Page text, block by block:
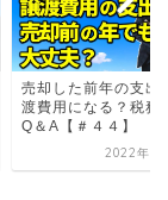
売却した前年の支出
渡費用になる？税務
Q＆A【＃４４】
2022年5